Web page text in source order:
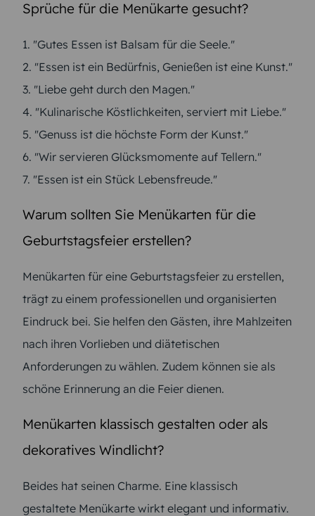
Sprüche für die Menükarte gesucht?
1. "Gutes Essen ist Balsam für die Seele."
2. "Essen ist ein Bedürfnis, Genießen ist eine Kunst."
3. "Liebe geht durch den Magen."
4. "Kulinarische Köstlichkeiten, serviert mit Liebe."
5. "Genuss ist die höchste Form der Kunst."
6. "Wir servieren Glücksmomente auf Tellern."
7. "Essen ist ein Stück Lebensfreude."
Warum sollten Sie Menükarten für die
Geburtstagsfeier erstellen?
Menükarten für eine Geburtstagsfeier zu erstellen,
trägt zu einem professionellen und organisierten
Eindruck bei. Sie helfen den Gästen, ihre Mahlzeiten
nach ihren Vorlieben und diätetischen
Anforderungen zu wählen. Zudem können sie als
schöne Erinnerung an die Feier dienen.
Menükarten klassisch gestalten oder als
dekoratives Windlicht?
Beides hat seinen Charme. Eine klassisch
gestaltete Menükarte wirkt elegant und informativ.